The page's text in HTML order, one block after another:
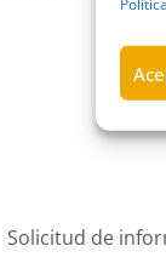
Solicitud de